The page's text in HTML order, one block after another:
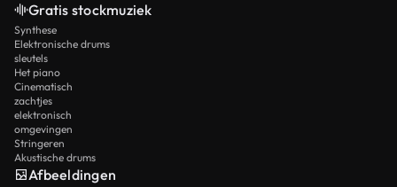
Gratis stockmuziek
Synthese
Elektronische drums
sleutels
Het piano
Cinematisch
zachtjes
elektronisch
omgevingen
Stringeren
Akustische drums
Afbeeldingen